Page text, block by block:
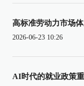
高标准劳动力市场
2026-06-23 10:26
AI时代的就业政策